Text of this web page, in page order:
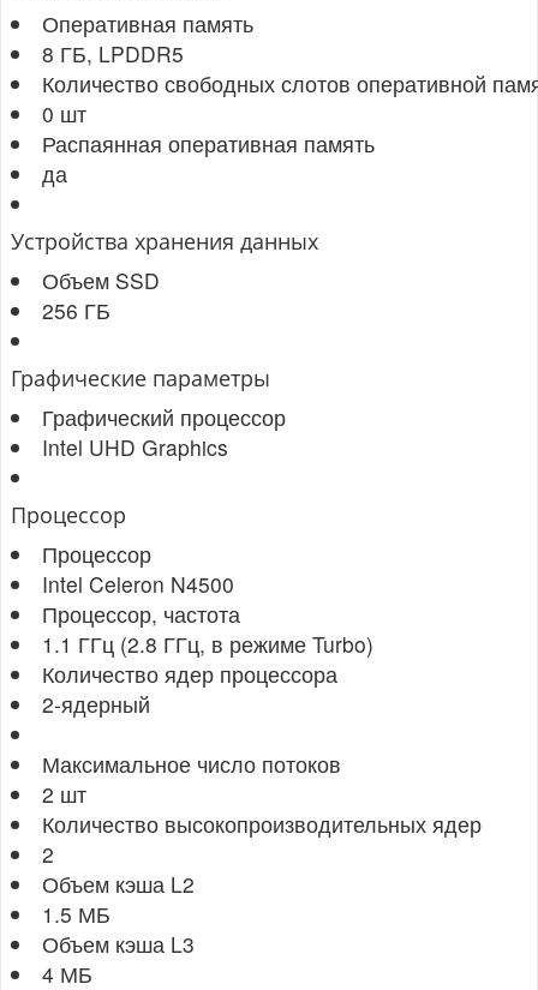
Оперативная память
8 ГБ, LPDDR5
Количество свободных слотов оперативной
0 шт
Распаянная оперативная память
да
Устройства хранения данных
Объем SSD
256 ГБ
Графические параметры
Графический процессор
Intel UHD Graphics
Процессор
Процессор
Intel Celeron N4500
Процессор, частота
1.1 ГГц (2.8 ГГц, в режиме Turbo)
Количество ядер процессора
2-ядерный
Максимальное число потоков
2 шт
Количество высокопроизводительных ядер
2
Объем кэша L2
1.5 МБ
Объем кэша L3
4 МБ